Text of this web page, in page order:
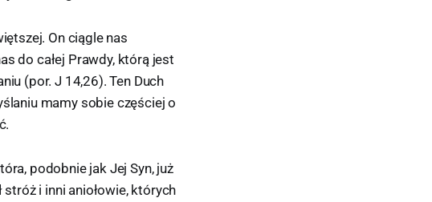
On ciągle nas
do całej Prawdy, którą jest
(por. J 14,26). Ten Duch
mamy sobie częściej o
podobnie jak Jej Syn, już
i inni aniołowie, których